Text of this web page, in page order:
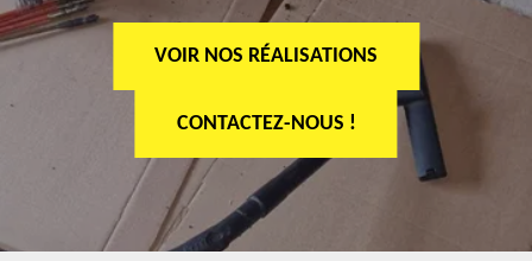
VOIR NOS RÉALISATIONS
CONTACTEZ-NOUS !